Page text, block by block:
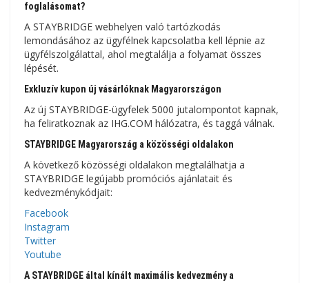
foglalásomat?
A STAYBRIDGE webhelyen való tartózkodás
lemondásához az ügyfélnek kapcsolatba kell lépnie az
ügyfélszolgálattal, ahol megtalálja a folyamat összes
lépését.
Exkluzív kupon új vásárlóknak Magyarországon
Az új STAYBRIDGE-ügyfelek 5000 jutalompontot kapnak,
ha feliratkoznak az IHG.COM hálózatra, és taggá válnak.
STAYBRIDGE Magyarország a közösségi oldalakon
A következő közösségi oldalakon megtalálhatja a
STAYBRIDGE legújabb promóciós ajánlatait és
kedvezménykódjait:
Facebook
Instagram
Twitter
Youtube
A STAYBRIDGE által kínált maximális kedvezmény a